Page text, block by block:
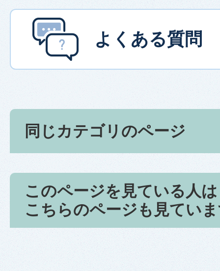
よくある質問
同じカテゴリのページ
このページを見ている人は
こちらのページも見てい